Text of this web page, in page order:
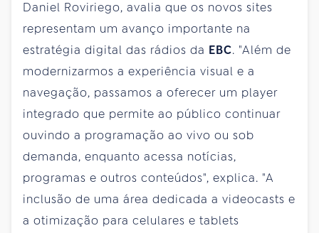
Daniel Roviriego, avalia que os novos sites
representam um avanço importante na
estratégia digital das rádios da EBC. "Além de
modernizarmos a experiência visual e a
navegação, passamos a oferecer um player
integrado que permite ao público continuar
ouvindo a programação ao vivo ou sob
demanda, enquanto acessa notícias,
programas e outros conteúdos", explica. "A
inclusão de uma área dedicada a videocasts e
a otimização para celulares e tablets